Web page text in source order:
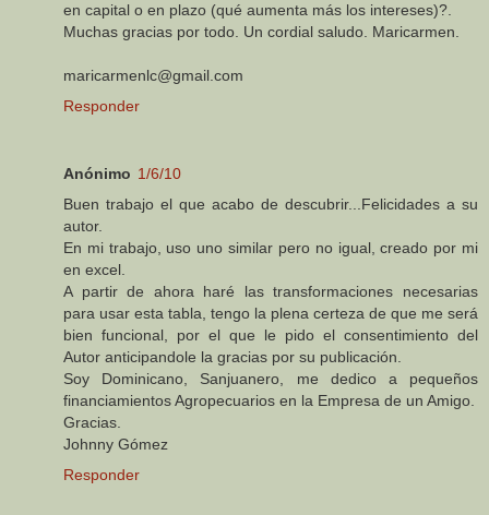
en capital o en plazo (qué aumenta más los intereses)?.
Muchas gracias por todo. Un cordial saludo. Maricarmen.
maricarmenlc@gmail.com
Responder
Anónimo 1/6/10
Buen trabajo el que acabo de descubrir...Felicidades a su
autor.
En mi trabajo, uso uno similar pero no igual, creado por mi
en excel.
A partir de ahora haré las transformaciones necesarias
para usar esta tabla, tengo la plena certeza de que me será
bien funcional, por el que le pido el consentimiento del
Autor anticipandole la gracias por su publicación.
Soy Dominicano, Sanjuanero, me dedico a pequeños
financiamientos Agropecuarios en la Empresa de un Amigo.
Gracias.
Johnny Gómez
Responder